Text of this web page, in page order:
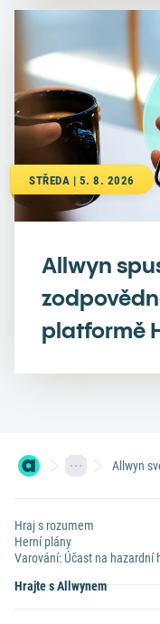
STŘEDA | 5. 8. 2026
Allwyn
platformě
Allwyn
Hraj s rozumem
Herní plány
Varování: Účast na hazardní
Hrajte s Allwynem